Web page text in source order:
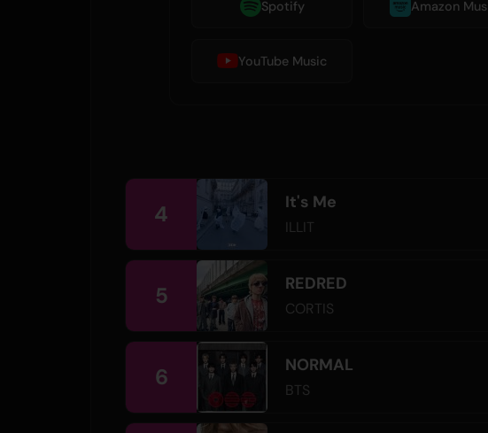
Spotify Amazon
YouTube Music
4 It's Me
ILLIT
5 REDRED
CORTIS
6 NORMAL
BTS